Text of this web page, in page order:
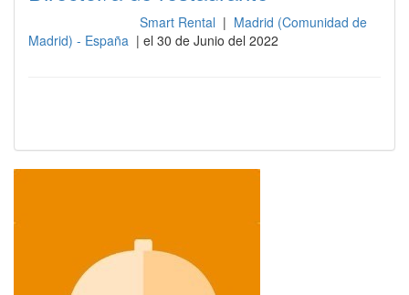
Smart Rental | Madrid (Comunidad de
Madrid) - España | el 30 de Junio del 2022